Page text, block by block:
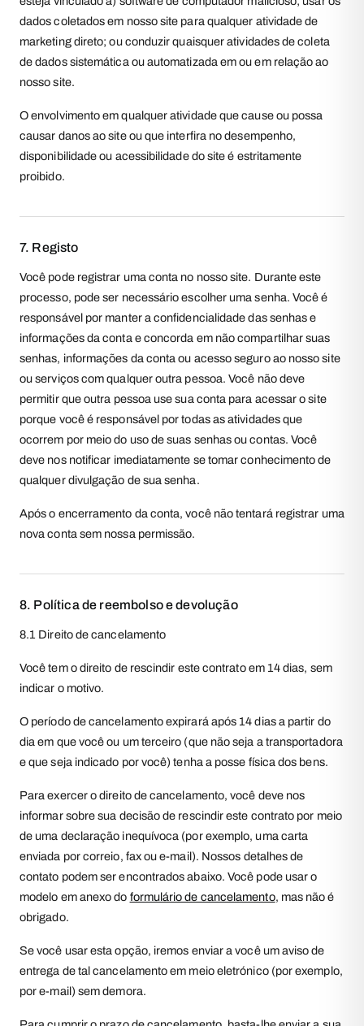
dados coletados em nosso site para qualquer atividade de
marketing direto; ou conduzir quaisquer atividades de coleta
de dados sistemática ou automatizada em ou em relação ao
nosso site.
O envolvimento em qualquer atividade que cause ou possa
causar danos ao site ou que interfira no desempenho,
disponibilidade ou acessibilidade do site é estritamente
proibido.
7. Registo
Você pode registrar uma conta no nosso site. Durante este
processo, pode ser necessário escolher uma senha. Você é
responsável por manter a confidencialidade das senhas e
informações da conta e concorda em não compartilhar suas
senhas, informações da conta ou acesso seguro ao nosso site
ou serviços com qualquer outra pessoa. Você não deve
permitir que outra pessoa use sua conta para acessar o site
porque você é responsável por todas as atividades que
ocorrem por meio do uso de suas senhas ou contas. Você
deve nos notificar imediatamente se tomar conhecimento de
qualquer divulgação de sua senha.
Após o encerramento da conta, você não tentará registrar uma
nova conta sem nossa permissão.
8. Política de reembolso e devolução
8.1 Direito de cancelamento
Você tem o direito de rescindir este contrato em 14 dias, sem
indicar o motivo.
O período de cancelamento expirará após 14 dias a partir do
dia em que você ou um terceiro (que não seja a transportadora
e que seja indicado por você) tenha a posse física dos bens.
Para exercer o direito de cancelamento, você deve nos
informar sobre sua decisão de rescindir este contrato por meio
de uma declaração inequívoca (por exemplo, uma carta
enviada por correio, fax ou e-mail). Nossos detalhes de
contato podem ser encontrados abaixo. Você pode usar o
modelo em anexo do formulário de cancelamento, mas não é
obrigado.
Se você usar esta opção, iremos enviar a você um aviso de
entrega de tal cancelamento em meio eletrónico (por exemplo,
por e-mail) sem demora.